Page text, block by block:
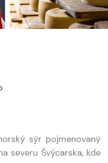
sýr pojmenovaný
severu Švýcarska, kde